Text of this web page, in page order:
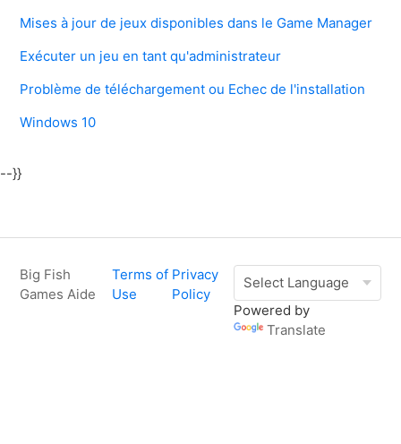
Mises à jour de jeux disponibles dans le Game Manager
Exécuter un jeu en tant qu'administrateur
Problème de téléchargement ou Echec de l'installation
Windows 10
--}}
Big Fish
Games Aide
Terms of
Use
Privacy
Policy
Powered by
Translate